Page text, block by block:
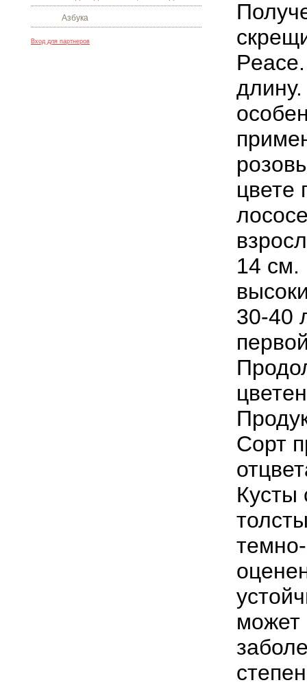
Азбука
Вход для партнеров
цвете
14 см.
30-40
Сорт
Кусты
может